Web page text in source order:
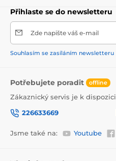
Přihlaste se do newsletteru
Zde napište váš e-mail
Souhlasím se zasíláním newsletteru
Potřebujete poradit offline
Zákaznický servis je k dispozici
226633669
Jsme také na: Youtube